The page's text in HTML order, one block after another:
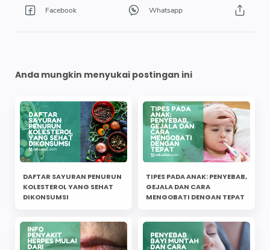
Anda mungkin menyukai postingan ini
DAFTAR SAYURAN PENURUN
KOLESTEROL YANG SEHAT
DIKONSUMSI
TIPES PADA ANAK: PENYEBAB,
GEJALA DAN CARA
MENGOBATI DENGAN TEPAT